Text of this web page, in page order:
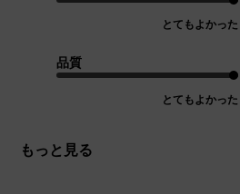
とてもよかった
品質
とてもよかった
もっと見る